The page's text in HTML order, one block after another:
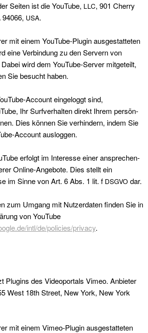
Seit­en ist die YouTube, LLC, 901 Cher­ry
94066, USA.
mit einem YouTube-Plu­g­in aus­ges­tat­teten
eine Verbindung zu den Servern von
wird dem YouTube-Serv­er mit­geteilt,
Sie besucht haben.
Account ein­gel­og­gt sind,
Ihr Sur­fver­hal­ten direkt Ihrem per­sön­
Dies kön­nen Sie ver­hin­dern, indem Sie
Account aus­loggen.
erfol­gt im Inter­esse ein­er ansprechen­
Online-Ange­bote. Dies stellt ein
im Sinne von Art. 6 Abs. 1 lit. f DSGVO dar.
zum Umgang mit Nutzer­dat­en find­en Sie in
von YouTube
intl/de/policies/privacy.
Plu­g­ins des Video­por­tals Vimeo. Anbi­eter
West 18th Street, New York, New York
mit einem Vimeo-Plu­g­in aus­ges­tat­teten